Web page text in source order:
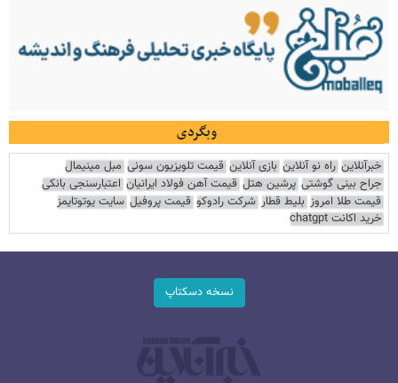
وبگردی
خبرآنلاین راه نو آنلاین بازی آنلاین قیمت تلویزیون سونی مبل مینیمال
جراح بینی گوشتی پرشین هتل قیمت آهن فولاد ایرانیان اعتبارسنجی بانکی
قیمت طلا امروز بلیط قطار شرکت رادوکو قیمت پروفیل سایت یوتوتایمز
خرید اکانت chatgpt
نسخه دسکتاپ